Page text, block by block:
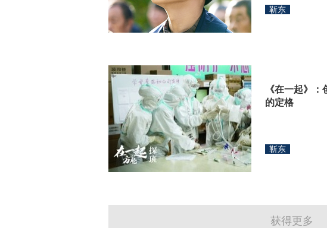
靳东
《在一起》
的定格
靳东
获得更多